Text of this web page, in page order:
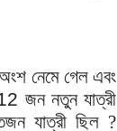
নেমে গেল এবং
জন নতুন যাত্রী
যাত্রী ছিল ?